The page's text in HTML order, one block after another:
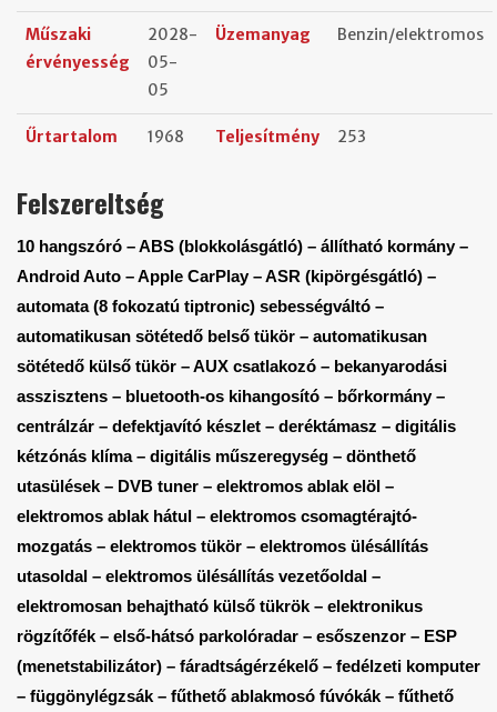
Műszaki
érvényesség
2028-
05-
05
Üzemanyag Benzin/elektromos
Űrtartalom 1968 Teljesítmény 253
Felszereltség
10 hangszóró – ABS (blokkolásgátló) – állítható kormány –
Android Auto – Apple CarPlay – ASR (kipörgésgátló) –
automata (8 fokozatú tiptronic) sebességváltó –
automatikusan sötétedő belső tükör – automatikusan
sötétedő külső tükör – AUX csatlakozó – bekanyarodási
asszisztens – bluetooth-os kihangosító – bőrkormány –
centrálzár – defektjavító készlet – deréktámasz – digitális
kétzónás klíma – digitális műszeregység – dönthető
utasülések – DVB tuner – elektromos ablak elöl –
elektromos ablak hátul – elektromos csomagtérajtó-
mozgatás – elektromos tükör – elektromos ülésállítás
utasoldal – elektromos ülésállítás vezetőoldal –
elektromosan behajtható külső tükrök – elektronikus
rögzítőfék – első-hátsó parkolóradar – esőszenzor – ESP
(menetstabilizátor) – fáradtságérzékelő – fedélzeti komputer
– függönylégzsák – fűthető ablakmosó fúvókák – fűthető